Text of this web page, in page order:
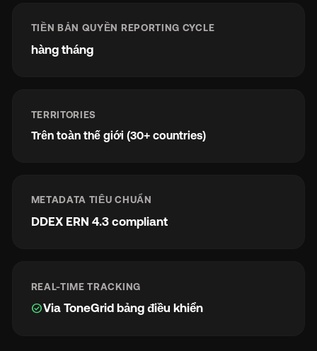
TIỀN BẢN QUYỀN REPORTING CYCLE
hàng tháng
TERRITORIES
Trên toàn thế giới (30+ countries)
METADATA TIÊU CHUẨN
DDEX ERN 4.3 compliant
REAL-TIME TRACKING
check_circleVia ToneGrid bảng điều khiển